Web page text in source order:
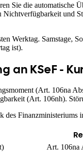
Sie die
und
Werktag. Samstage,
ist).
an KSeF -
(Art. 106na
(Art. 106nh).
des Finanzministeriums
Art. 106na